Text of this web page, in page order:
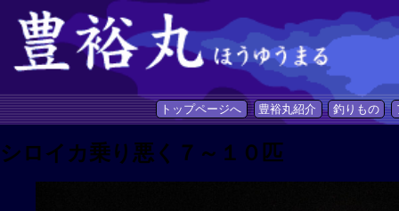
トップページへ 豊裕丸紹介 釣りもの
シロイカ乗り悪く７～１０匹